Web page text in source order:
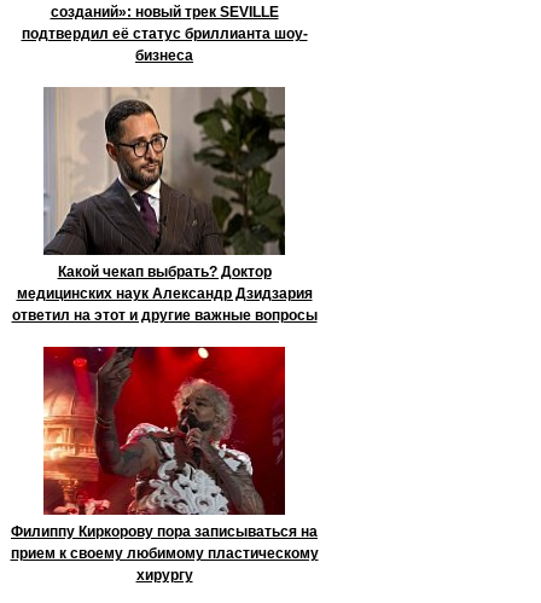
созданий»: новый трек SEVILLE
подтвердил её статус бриллианта шоу-
бизнеса
Какой чекап выбрать? Доктор
медицинских наук Александр Дзидзария
ответил на этот и другие важные вопросы
Филиппу Киркорову пора записываться на
прием к своему любимому пластическому
хирургу